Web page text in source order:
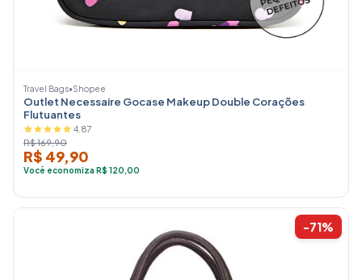
Travel Bags•Shopee
Outlet Necessaire Gocase Makeup Double Corações
Flutuantes
4.87
R$ 169,90
R$ 49,90
Você economiza R$ 120,00
-71%